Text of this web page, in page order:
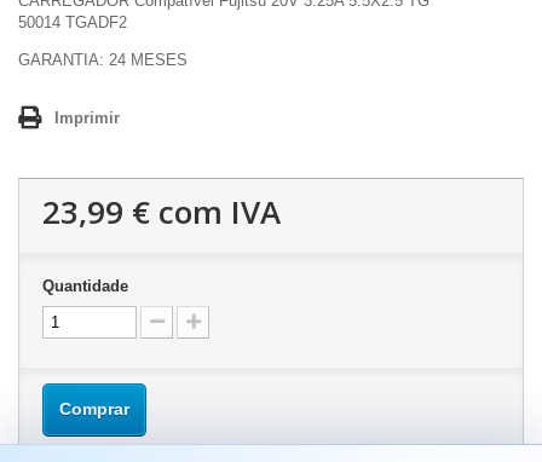
50014 TGADF2
GARANTIA: 24 MESES
Imprimir
23,99 € com IVA
Quantidade
Comprar